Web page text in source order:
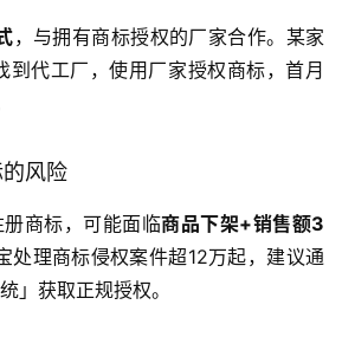
，与拥有商标授权的厂家合作。某家
到代工厂，使用厂家授权商标，首月
风险
商标，可能面临商品下架+销售额3
处理商标侵权案件超12万起，建议通
」获取正规授权。